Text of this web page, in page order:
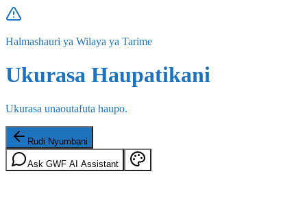
Halmashauri ya Wilaya ya Tarime
Ukurasa Haupatikani
Ukurasa unaoutafuta haupo.
Rudi Nyumbani
Ask GWF AI Assistant